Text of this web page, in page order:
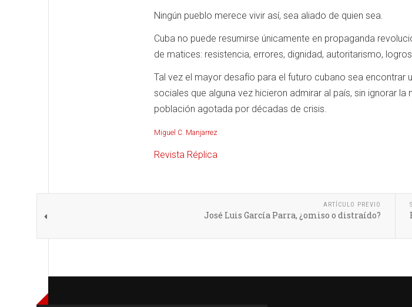
Ningún pueblo merece vivir así, sea aliado de quien sea.
Cuba no puede resumirse únicamente en propaganda
de matices: resistencia, errores, dignidad, autoritarismo,
Tal vez el mayor desafío para el futuro cubano sea encontrar
sociales que alguna vez hicieron admirar al país, sin ignorar
población agotada por décadas de crisis.
Miguel C. Manjarrez
Revista Réplica
ARTÍCULO PREVIO
José Luis García Parra, ¿omiso o distraído?